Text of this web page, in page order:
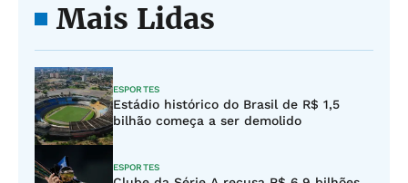
Mais Lidas
ESPORTES
Estádio histórico do Brasil de R$ 1,5
bilhão começa a ser demolido
ESPORTES